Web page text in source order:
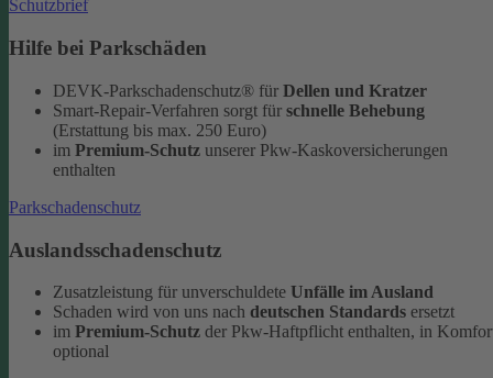
Schutzbrief
Hilfe bei Parkschäden
DEVK-Parkschadenschutz® für Dellen und Kratzer
Smart-Repair-Verfahren sorgt für schnelle Behebung
(Erstattung bis max. 250 Euro)
im Premium-Schutz unserer Pkw-Kaskoversicherungen
enthalten
Parkschadenschutz
Auslandsschadenschutz
Zusatzleistung für unverschuldete Unfälle im Ausland
Schaden wird von uns nach deutschen Standards ersetzt
im Premium-Schutz der Pkw-Haftpflicht enthalten, in
optional